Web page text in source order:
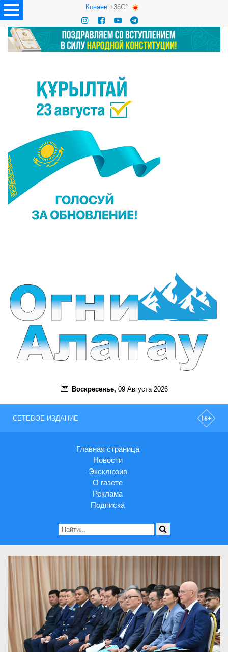
Конаев+36C°
Воскресенье, 09 Августа 2026
СЕТЕВОЕ ИЗДАНИЕ
Главная страница
Новости
Эксклюзив
О газете
Реклама
Подписка